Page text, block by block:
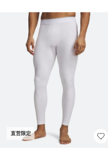
直営限定